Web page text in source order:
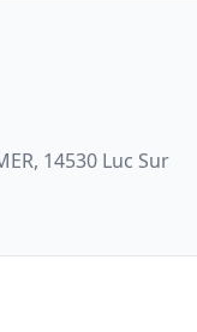
14530 Luc Sur